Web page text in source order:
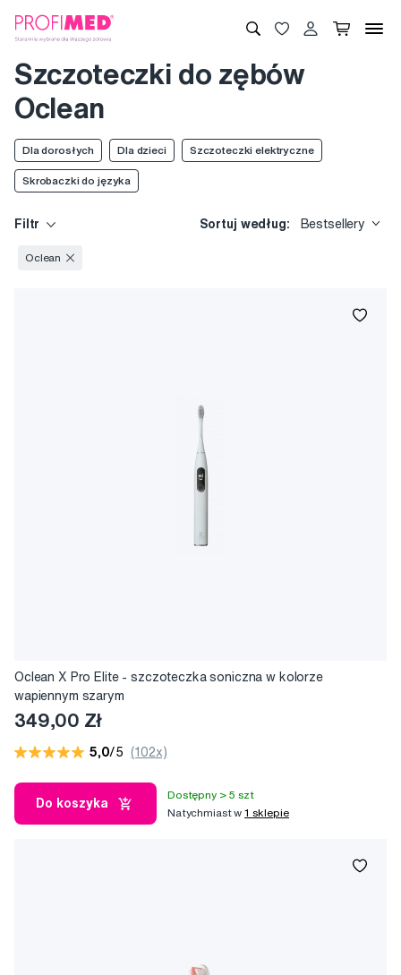
Szczoteczki do zębów
Oclean
Dla dorosłych Dla dzieci Szczoteczki elektryczne
Skrobaczki do języka
Filtr Sortuj według: Bestsellery
Oclean
Oclean X Pro Elite - szczoteczka soniczna w kolorze
wapiennym szarym
349,00 Zł
5,0/5 (102x)
Do koszyka
Dostępny > 5 szt
Natychmiast w1 sklepie